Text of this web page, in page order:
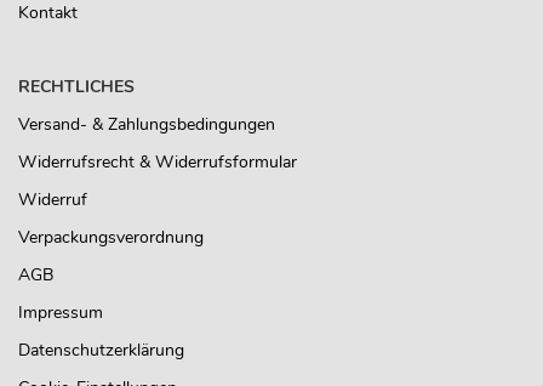
Kontakt
RECHTLICHES
Versand- & Zahlungsbedingungen
Widerrufsrecht & Widerrufsformular
Widerruf
Verpackungsverordnung
AGB
Impressum
Datenschutzerklärung